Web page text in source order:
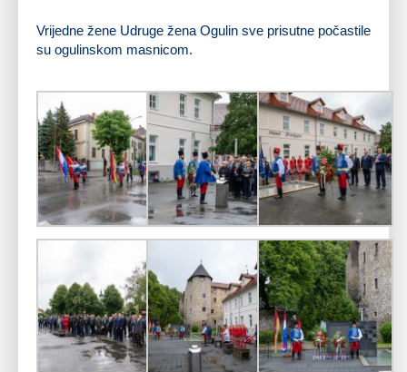
Vrijedne žene Udruge žena Ogulin sve prisutne počastile
su ogulinskom masnicom.